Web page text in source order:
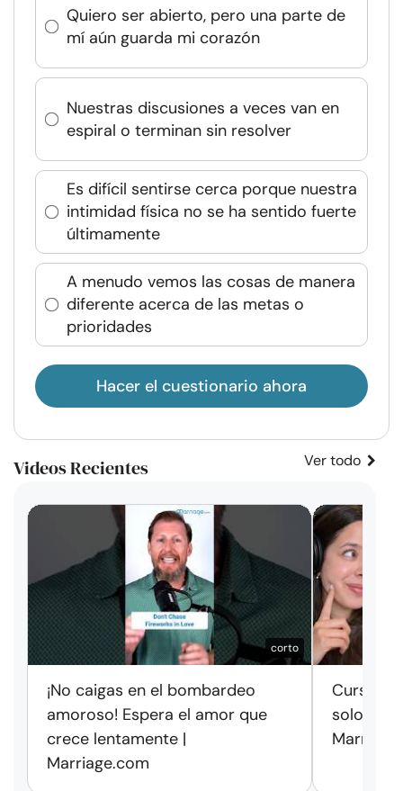
Quiero ser abierto, pero una parte de
mí aún guarda mi corazón
Nuestras discusiones a veces van en
espiral o terminan sin resolver
Es difícil sentirse cerca porque nuestra
intimidad física no se ha sentido fuerte
últimamente
A menudo vemos las cosas de manera
diferente acerca de las metas o
prioridades
Hacer el cuestionario ahora
Videos Recientes Ver todo
corto
¡No caigas en el bombardeo
amoroso! Espera el amor que
crece lentamente |
Marriage.com
Cursos
solo